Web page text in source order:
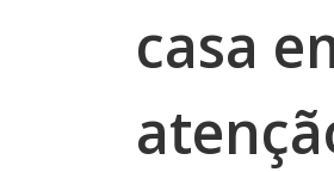
casa